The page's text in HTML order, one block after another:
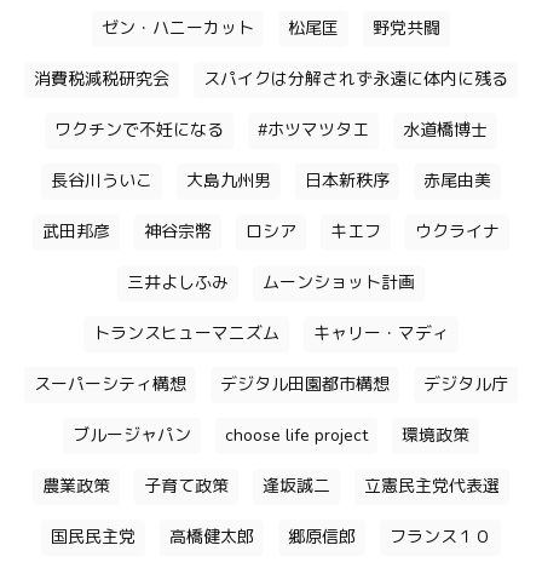
ゼン・ハニーカット 松尾匡 野党共闘
消費税減税研究会 スパイクは分解されず永遠に体内に残る
ワクチンで不妊になる #ホツマツタエ 水道橋博士
長谷川ういこ 大島九州男 日本新秩序 赤尾由美
武田邦彦 神谷宗幣 ロシア キエフ ウクライナ
三井よしふみ ムーンショット計画
トランスヒューマニズム キャリー・マディ
スーパーシティ構想 デジタル田園都市構想 デジタル庁
ブルージャパン choose life project 環境政策
農業政策 子育て政策 逢坂誠二 立憲民主党代表選
国民民主党 高橋健太郎 郷原信郎 フランス１０